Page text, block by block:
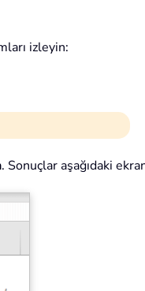
izleyin:
. Sonuçlar aşağıdaki